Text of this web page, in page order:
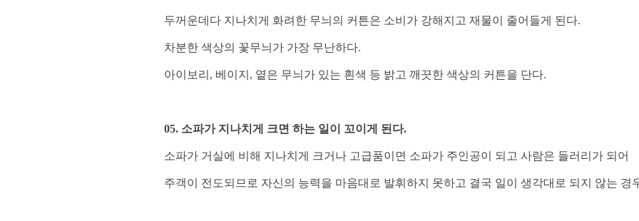
두꺼운데다 지나치게 화려한 무늬의 커튼은 소비가 강해지고 재물이 줄어들게 된다.
차분한 색상의 꽃무늬가 가장 무난하다.
아이보리, 베이지, 옅은 무늬가 있는 흰색 등 밝고 깨끗한 색상의 커튼을 단다.
05. 소파가 지나치게 크면 하는 일이 꼬이게 된다.
소파가 거실에 비해 지나치게 크거나 고급품이면 소파가 주인공이 되고 사람은 들러리가 되어
주객이 전도되므로 자신의 능력을 마음대로 발휘하지 못하고 결국 일이 생각대로 되지 않는 경